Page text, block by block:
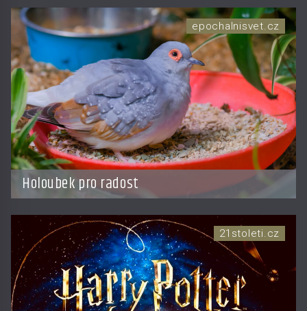
Holoubek pro radost
epochalnisvet.cz
21stoleti.cz